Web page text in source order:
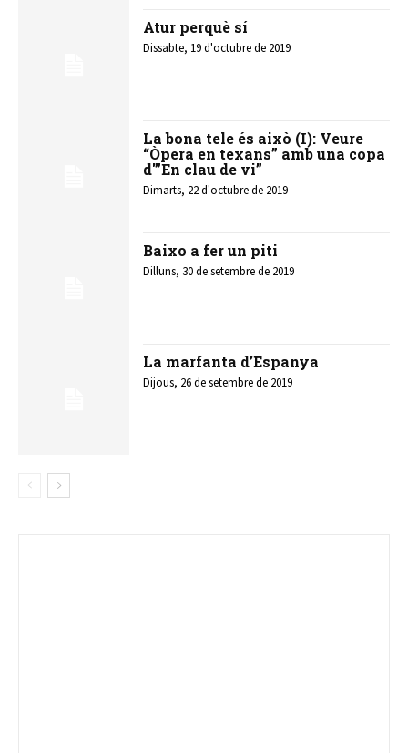
Atur perquè sí
Dissabte, 19 d'octubre de 2019
La bona tele és això (I): Veure
“Òpera en texans” amb una copa
d'”En clau de vi”
Dimarts, 22 d'octubre de 2019
Baixo a fer un piti
Dilluns, 30 de setembre de 2019
La marfanta d’Espanya
Dijous, 26 de setembre de 2019